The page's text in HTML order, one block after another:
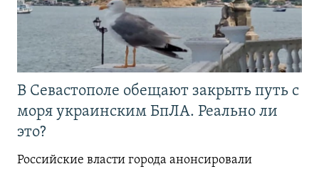
В Севастополе обещают закрыть путь с
моря украинским БпЛА. Реально ли
это?
Российские власти города анонсировали